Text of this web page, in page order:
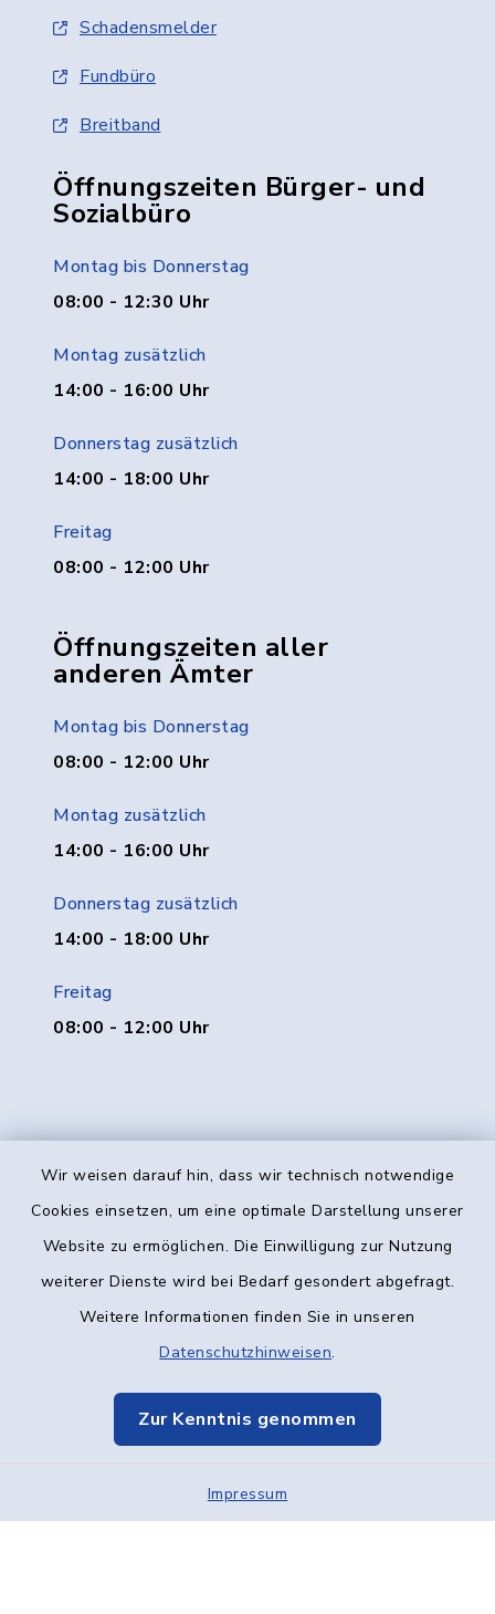
Wir weisen darauf hin, dass wir technisch notwendige
Cookies einsetzen, um eine optimale Darstellung unserer
Website zu ermöglichen. Die Einwilligung zur Nutzung
weiterer Dienste wird bei Bedarf gesondert abgefragt.
Weitere Informationen finden Sie in unseren
Datenschutzhinweisen.
Zur Kenntnis genommen
Impressum
Schadensmelder
Fundbüro
Breitband
Öffnungszeiten Bürger- und
Sozialbüro
Montag bis Donnerstag
08:00 - 12:30 Uhr
Montag zusätzlich
14:00 - 16:00 Uhr
Donnerstag zusätzlich
14:00 - 18:00 Uhr
Freitag
08:00 - 12:00 Uhr
Öffnungszeiten aller
anderen Ämter
Montag bis Donnerstag
08:00 - 12:00 Uhr
Montag zusätzlich
14:00 - 16:00 Uhr
Donnerstag zusätzlich
14:00 - 18:00 Uhr
Freitag
08:00 - 12:00 Uhr
Kontakt
Datenschutz
Elektronische Kommunikation
Sitemap